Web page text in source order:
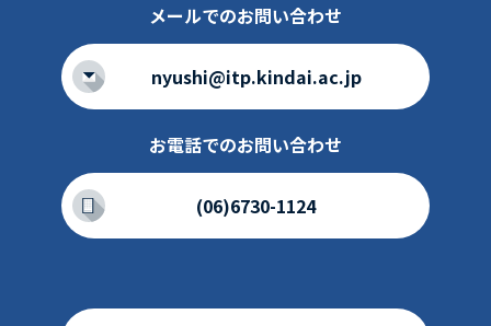
メールでのお問い合わせ
nyushi@itp.kindai.ac.jp
お電話でのお問い合わせ
(06)6730-1124